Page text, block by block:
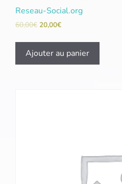
Reseau-Social.org
60,00€ 20,00€
Ajouter au panier